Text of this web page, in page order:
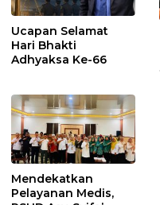
Ucapan Selamat
Hari Bhakti
Adhyaksa Ke-66
Mendekatkan
Pelayanan Medis,